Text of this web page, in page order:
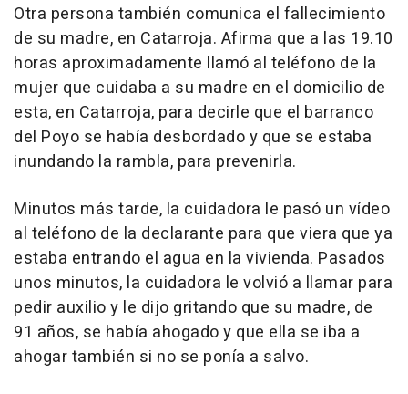
Otra persona también comunica el fallecimiento
de su madre, en Catarroja. Afirma que a las 19.10
horas aproximadamente llamó al teléfono de la
mujer que cuidaba a su madre en el domicilio de
esta, en Catarroja, para decirle que el barranco
del Poyo se había desbordado y que se estaba
inundando la rambla, para prevenirla.
Minutos más tarde, la cuidadora le pasó un vídeo
al teléfono de la declarante para que viera que ya
estaba entrando el agua en la vivienda. Pasados
unos minutos, la cuidadora le volvió a llamar para
pedir auxilio y le dijo gritando que su madre, de
91 años, se había ahogado y que ella se iba a
ahogar también si no se ponía a salvo.